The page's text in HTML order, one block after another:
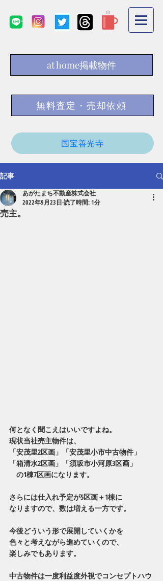
at home掲載物件
無料査定・売却依頼
国宝善光寺
記事
売主。
あがたまち不動産株式会社
2022年9月23日 読了時間: 1分
何となく聞こえはいいですよね。
現状当社売主物件は、
「安茂里2区画」「安茂里小市中古物件」
「箱清水2区画」「須坂市小河原3区画」
の1棟7区画になります。
さらには仕入れ予定が5区画＋1棟に
なりますので、数は増える一方です。
今後どういう形で展開していくかを
色々と考えながら進めていくので、
楽しみでもあります。
中古物件は一度利益度外視でコンセプトハウ